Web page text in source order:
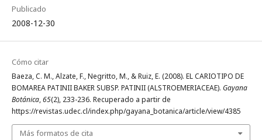
Publicado
2008-12-30
Cómo citar
Baeza, C. M., Alzate, F., Negritto, M., & Ruiz, E. (2008). EL CARIOTIPO DE
BOMAREA PATINII BAKER SUBSP. PATINII (ALSTROEMERIACEAE). Gayana
Botánica,65(2), 233-236. Recuperado a partir de
https://revistas.udec.cl/index.php/gayana_botanica/article/view/4385
Más formatos de cita